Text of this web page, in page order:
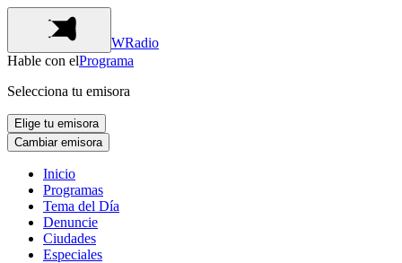
WRadio
Hable con elPrograma
Selecciona tu emisora
Elige tu emisora
Cambiar emisora
Inicio
Programas
Tema del Día
Denuncie
Ciudades
Especiales